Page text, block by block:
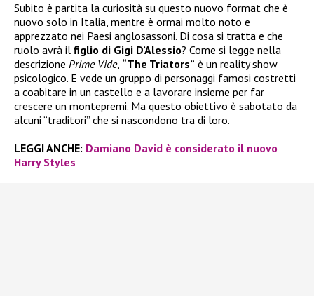
Subito è partita la curiosità su questo nuovo format che è
nuovo solo in Italia, mentre è ormai molto noto e
apprezzato nei Paesi anglosassoni. Di cosa si tratta e che
ruolo avrà il figlio di Gigi D’Alessio? Come si legge nella
descrizione Prime Vide, “The Triators” è un reality show
psicologico. E vede un gruppo di personaggi famosi costretti
a coabitare in un castello e a lavorare insieme per far
crescere un montepremi. Ma questo obiettivo è sabotato da
alcuni “traditori” che si nascondono tra di loro.
LEGGI ANCHE: Damiano David è considerato il nuovo
Harry Styles